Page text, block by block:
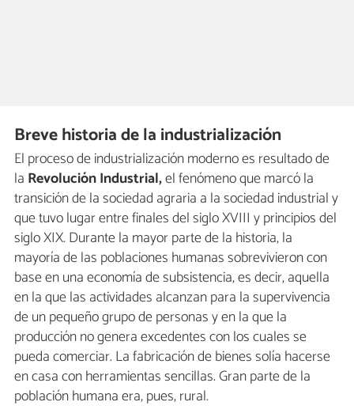
Breve historia de la industrialización
El proceso de industrialización moderno es resultado de
la Revolución Industrial,el fenómeno que marcó la
transición de la sociedad agraria a la sociedad industrial y
que tuvo lugar entre finales del siglo XVIII y principios del
siglo XIX. Durante la mayor parte de la historia, la
mayoría de las poblaciones humanas sobrevivieron con
base en una economía de subsistencia, es decir, aquella
en la que las actividades alcanzan para la supervivencia
de un pequeño grupo de personas y en la que la
producción no genera excedentes con los cuales se
pueda comerciar. La fabricación de bienes solía hacerse
en casa con herramientas sencillas. Gran parte de la
población humana era, pues, rural.